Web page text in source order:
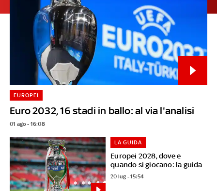
Euro 2032, 16 stadi in ballo: al via l'analisi
EUROPEI
01 ago - 16:08
Europei 2028, dove e
quando si giocano: la guida
LA GUIDA
20 lug - 15:54